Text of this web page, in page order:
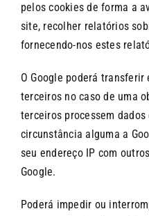
pelos cookies de forma a
site, recolher relatórios
fornecendo-nos estes
O Google poderá
terceiros no caso de uma
terceiros processem dados
circunstância alguma a
seu endereço IP com
Google.
Poderá impedir ou